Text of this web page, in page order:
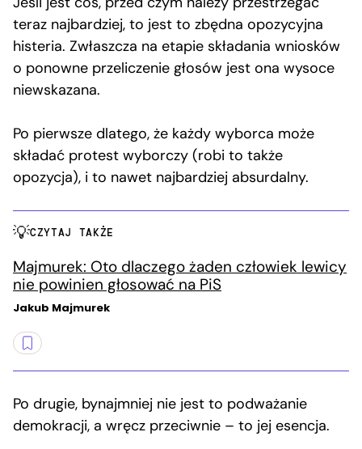
teraz najbardziej, to jest to zbędna opozycyjna
histeria. Zwłaszcza na etapie składania wniosków
o ponowne przeliczenie głosów jest ona wysoce
niewskazana.
Po pierwsze dlatego, że każdy wyborca może
składać protest wyborczy (robi to także
opozycja), i to nawet najbardziej absurdalny.
CZYTAJ TAKŻE
Majmurek: Oto dlaczego żaden człowiek lewicy
nie powinien głosować na PiS
Jakub Majmurek
Po drugie, bynajmniej nie jest to podważanie
demokracji, a wręcz przeciwnie – to jej esencja.